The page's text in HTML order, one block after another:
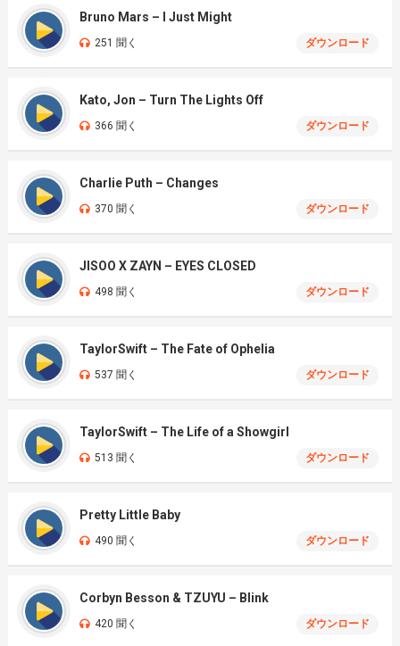
Bruno Mars – I Just Might
251 聞く ダウンロード
Kato, Jon – Turn The Lights Off
366 聞く ダウンロード
Charlie Puth – Changes
370 聞く ダウンロード
JISOO X ZAYN – EYES CLOSED
498 聞く ダウンロード
TaylorSwift – The Fate of Ophelia
537 聞く ダウンロード
TaylorSwift – The Life of a Showgirl
513 聞く ダウンロード
Pretty Little Baby
490 聞く ダウンロード
Corbyn Besson & TZUYU – Blink
420 聞く ダウンロード